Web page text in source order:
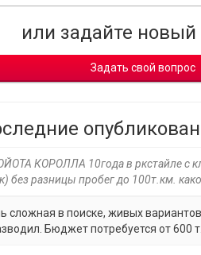
или задайте новый
Задать свой вопрос
КОРОЛЛА 10года в ркстайле
без разницы пробег до 100т.км.
сложная в поиске, живых
Бюджет потребуется от 600